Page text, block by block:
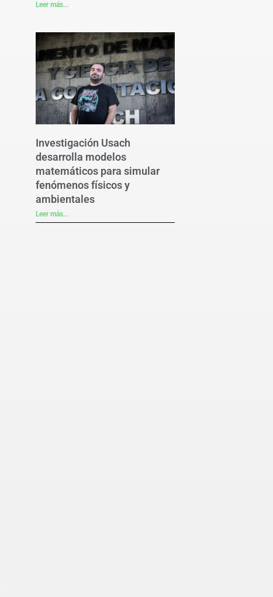
Leer más...
Investigación Usach
desarrolla modelos
matemáticos para simular
fenómenos físicos y
ambientales
Leer más...